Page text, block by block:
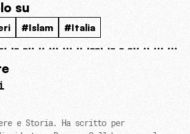
su
#Islam #Italia
e Storia. Ha scritto per